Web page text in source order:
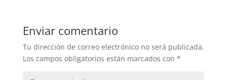
Enviar comentario
Tu dirección de correo electrónico no será publicada.
Los campos obligatorios están marcados con *